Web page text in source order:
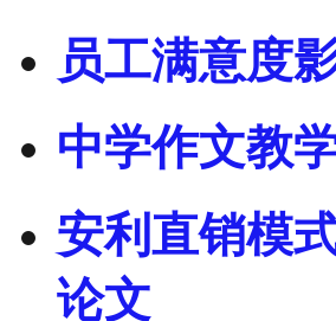
员工满意度
中学作文教
安利直销模
论文